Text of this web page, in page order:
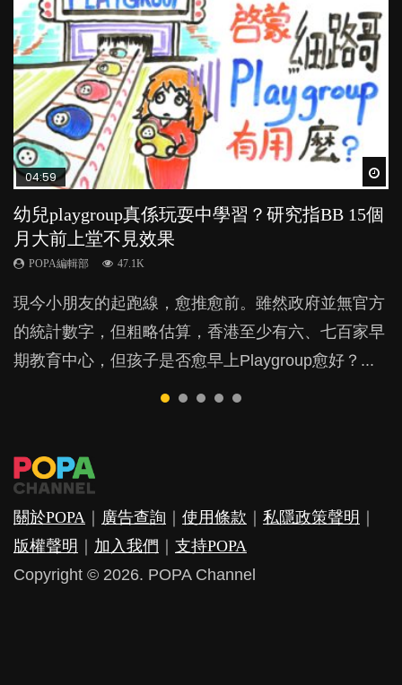
04:59
幼兒playgroup真係玩耍中學習？研究指BB 15個
月大前上堂不見效果
POPA編輯部 47.1K
現今小朋友的起跑線，愈推愈前。雖然政府並無官方
的統計數字，但粗略估算，香港至少有六、七百家早
期教育中心，但孩子是否愈早上Playgroup愈好？...
03:39
幼稚園遊戲課 如何刺激幼兒自發學習取代獎勵
與懲罰？
POPA編輯部 33.1K
由美國學者所創的 tools of the mind 課程，學生以遊
戲方式學習，學術能力和自制能力亦明顯比其他小朋
友優勝，到底這課程有何特別之處？...
03:02
老公患產後憂鬱症對BB的影響
POPA編輯部 15.9K
鬱，影響日常生活，嚴重的甚至會有自殺，或傷害小
朋友的念頭。但為何爸爸患上產後抑鬱往往難以察
覺？...
04:06
全職好？在職好？｜全職媽媽與在職媽媽的壓
力與價值
POPA編輯部 25.8K
許多媽媽心底可能都有一刻掙扎過：究竟全職好，還
是在職好。雖說每個家庭都有自己的獨特狀況和考慮
因素，但原來全職和在職媽媽所養育的子女其實都各
03:41
BB口腔期乜都放入口，父母該制止還是放手？
POPA編輯部 25.5K
成吮手指的習慣，大個就很難戒，但原來一刀切阻止
他們放東西入口，隨時會影響孩子的身心發展？...
關於POPA 廣告查詢 使用條款 私隱政策聲明
版權聲明
加入我們
支持POPA
Copyright © 2026. POPA Channel